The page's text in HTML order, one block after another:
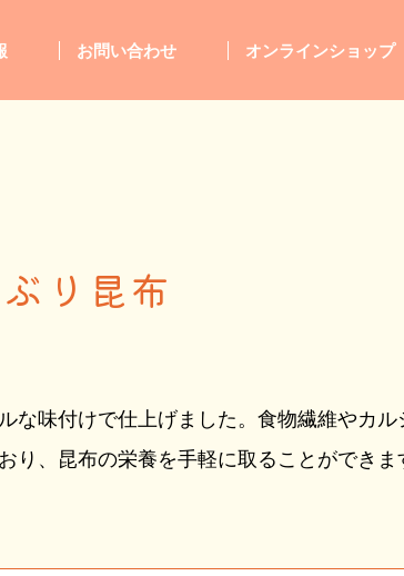
お問い合わせ オンラインショップ
り昆布
な味付けで仕上げました。食物繊維やカル
り、昆布の栄養を手軽に取ることができま